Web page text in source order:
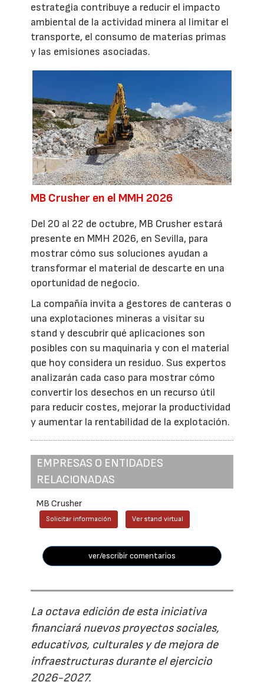
estrategia contribuye a reducir el impacto
ambiental de la actividad minera al limitar el
transporte, el consumo de materias primas
y las emisiones asociadas.
MB Crusher en el MMH 2026
Del 20 al 22 de octubre, MB Crusher estará
presente en MMH 2026, en Sevilla, para
mostrar cómo sus soluciones ayudan a
transformar el material de descarte en una
oportunidad de negocio.
La compañía invita a gestores de canteras o
una explotaciones mineras a visitar su
stand y descubrir qué aplicaciones son
posibles con su maquinaria y con el material
que hoy considera un residuo. Sus expertos
analizarán cada caso para mostrar cómo
convertir los desechos en un recurso útil
para reducir costes, mejorar la productividad
y aumentar la rentabilidad de la explotación.
EMPRESAS O ENTIDADES
RELACIONADAS
MB Crusher
Solicitar información Ver stand virtual
ver/escribir comentarios
La octava edición de esta iniciativa
financiará nuevos proyectos sociales,
educativos, culturales y de mejora de
infraestructuras durante el ejercicio
2026-2027.